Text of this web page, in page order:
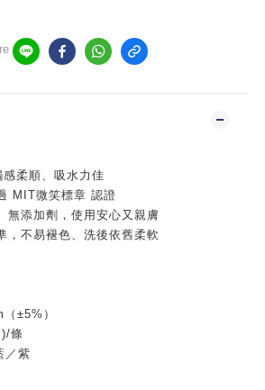
柔順、吸水力佳
MIT微笑標章 認證
無添加劑，使用安心又親膚
，不易褪色、洗後依舊柔軟
±5%）
條
／紫